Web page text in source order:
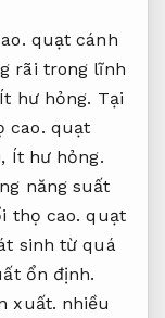
quạt cánh
rãi trong lĩnh
Ít hư hỏng. Tại
cao. quạt
Ít hư hỏng.
năng suất
thọ cao. quạt
sinh từ quá
ổn định.
xuất. nhiều